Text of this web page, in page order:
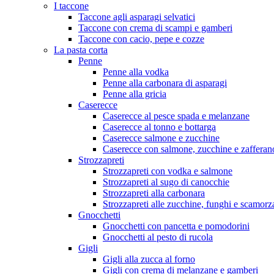
I taccone
Taccone agli asparagi selvatici
Taccone con crema di scampi e gamberi
Taccone con cacio, pepe e cozze
La pasta corta
Penne
Penne alla vodka
Penne alla carbonara di asparagi
Penne alla gricia
Caserecce
Caserecce al pesce spada e melanzane
Caserecce al tonno e bottarga
Caserecce salmone e zucchine
Caserecce con salmone, zucchine e
Strozzapreti
Strozzapreti con vodka e salmone
Strozzapreti al sugo di canocchie
Strozzapreti alla carbonara
Strozzapreti alle zucchine, funghi e
Gnocchetti
Gnocchetti con pancetta e pomodorini
Gnocchetti al pesto di rucola
Gigli
Gigli alla zucca al forno
Gigli con crema di melanzane e gamberi